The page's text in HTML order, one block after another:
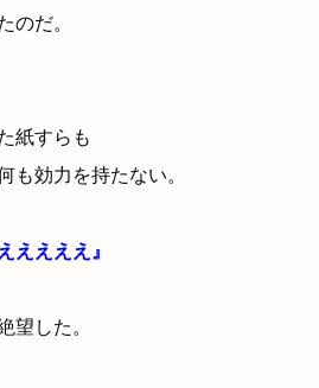
のだ。
紙すらも
も効力を持たない。
ええええ』
望した。